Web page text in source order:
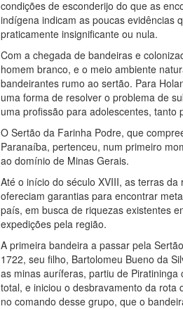
condições de esconderijo do que as
indígena indicam as poucas evidências
praticamente insignificante ou nula.
Com a chegada de bandeiras e
homem branco, e o meio ambiente
bandeirantes rumo ao sertão. Para
uma forma de resolver o problema de
uma profissão para adolescentes,
O Sertão da Farinha Podre, que
Paranaíba, pertenceu, num primeiro
ao domínio de Minas Gerais.
Até o início do século XVIII, as terras
ofereciam garantias para encontrar
país, em busca de riquezas existentes
expedições pela região.
A primeira bandeira a passar pela
1722, seu filho, Bartolomeu Bueno da
as minas auríferas, partiu de
total, e iniciou o desbravamento da
no comando desse grupo, que o